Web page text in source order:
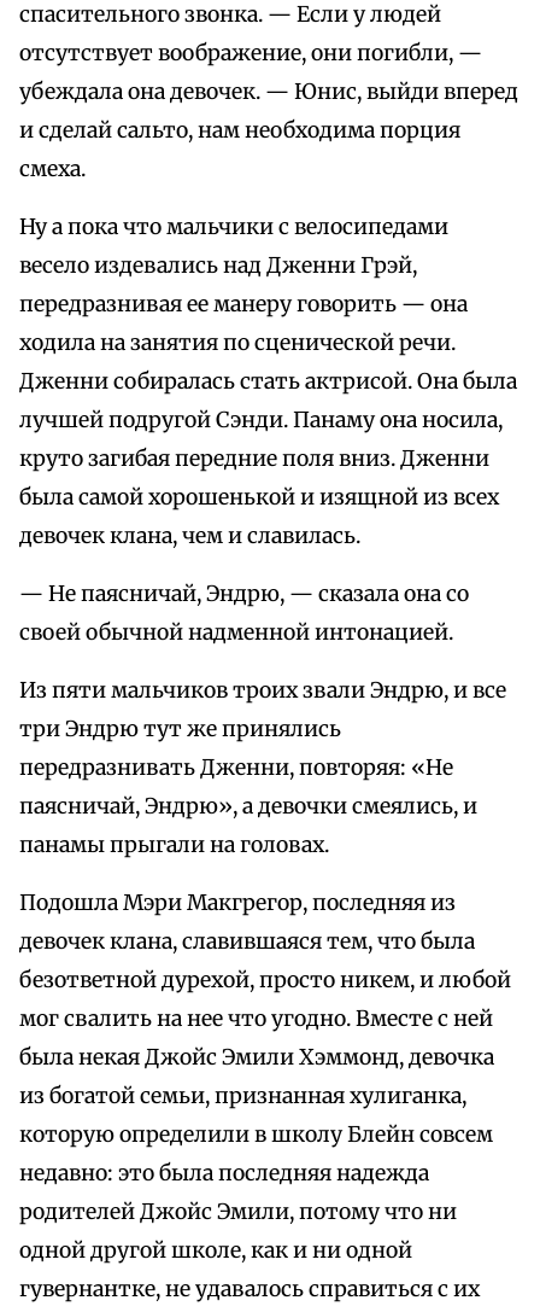
спасительного звонка. — Если у людей
отсутствует воображение, они погибли, —
убеждала она девочек. — Юнис, выйди вперед
и сделай сальто, нам необходима порция
смеха.
Ну а пока что мальчики с велосипедами
весело издевались над Дженни Грэй,
передразнивая ее манеру говорить — она
ходила на занятия по сценической речи.
Дженни собиралась стать актрисой. Она была
лучшей подругой Сэнди. Панаму она носила,
круто загибая передние поля вниз. Дженни
была самой хорошенькой и изящной из всех
девочек клана, чем и славилась.
— Не паясничай, Эндрю, — сказала она со
своей обычной надменной интонацией.
Из пяти мальчиков троих звали Эндрю, и все
три Эндрю тут же принялись
передразнивать Дженни, повторяя: «Не
паясничай, Эндрю», а девочки смеялись, и
панамы прыгали на головах.
Подошла Мэри Макгрегор, последняя из
девочек клана, славившаяся тем, что была
безответной дурехой, просто никем, и любой
мог свалить на нее что угодно. Вместе с ней
была некая Джойс Эмили Хэммонд, девочка
из богатой семьи, признанная хулиганка,
которую определили в школу Блейн совсем
недавно: это была последняя надежда
родителей Джойс Эмили, потому что ни
одной другой школе, как и ни одной
гувернантке, не удавалось справиться с их